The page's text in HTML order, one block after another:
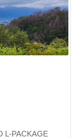
L-PACKAGE